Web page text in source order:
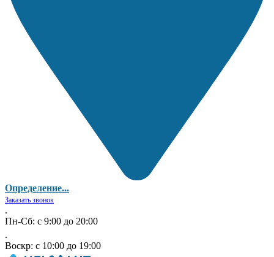
Определение...
Заказать звонок
.
Пн-Сб: с 9:00 до 20:00
.
Воскр: с 10:00 до 19:00